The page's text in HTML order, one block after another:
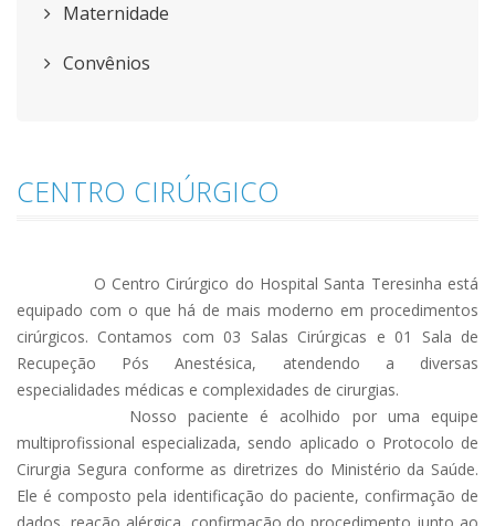
Maternidade
Convênios
CENTRO CIRÚRGICO
O Centro Cirúrgico do Hospital Santa Teresinha está
equipado com o que há de mais moderno em procedimentos
cirúrgicos. Contamos com 03 Salas Cirúrgicas e 01 Sala de
Recupeção Pós Anestésica, atendendo a diversas
especialidades médicas e complexidades de cirurgias.
Nosso paciente é acolhido por uma equipe
multiprofissional especializada, sendo aplicado o Protocolo de
Cirurgia Segura conforme as diretrizes do Ministério da Saúde.
Ele é composto pela identificação do paciente, confirmação de